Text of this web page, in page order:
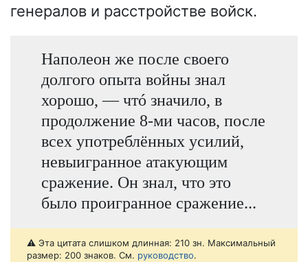
генералов и расстройстве войск.
Наполеон же после своего
долгого опыта войны знал
хорошо, — чтó значило, в
продолжение 8-ми часов, после
всех употреблённых усилий,
невыигранное атакующим
сражение. Он знал, что это
было проигранное сражение...
⚠️ Эта цитата слишком длинная: 210 зн. Максимальный
размер: 200 знаков. См. руководство.